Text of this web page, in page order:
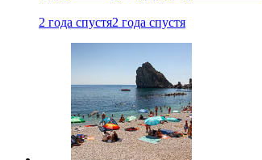
2 года спустя2 года спустя